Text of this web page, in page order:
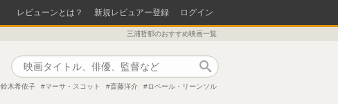
レビューンとは？ 新規レビュアー登録 ログイン
三浦哲郁のおすすめ映画一覧
鈴木希依子 マーサ・スコット 斎藤洋介 ロベール・リーンソル